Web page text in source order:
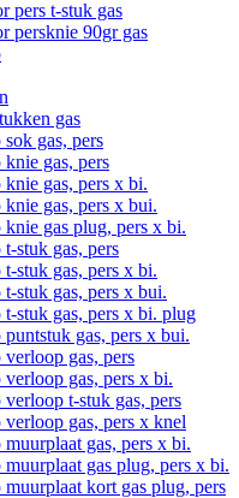
pers t-stuk gas
persknie 90gr gas
gas
gas, pers
knie gas, pers
knie gas, pers x bi.
knie gas, pers x bui.
knie gas plug, pers x bi.
stuk gas, pers
t-stuk gas, pers x bi.
t-stuk gas, pers x bui.
t-stuk gas, pers x bi. plug
puntstuk gas, pers x bui.
verloop gas, pers
verloop gas, pers x bi.
verloop t-stuk gas, pers
verloop gas, pers x knel
muurplaat gas, pers x bi.
muurplaat gas plug, pers x bi.
muurplaat kort gas plug, pers